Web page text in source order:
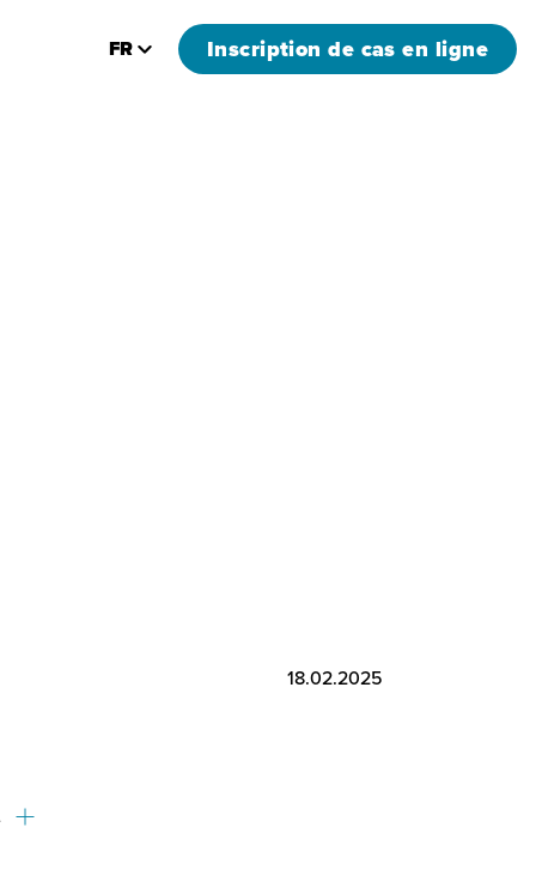
FR Inscription de cas en ligne
18.02.2025